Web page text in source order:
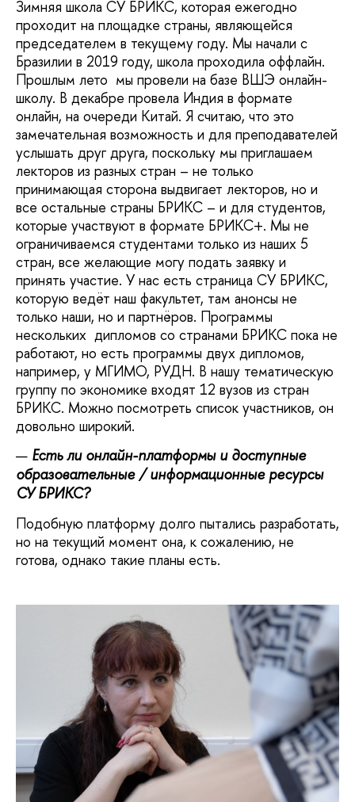
Зимняя школа СУ БРИКС, которая ежегодно
проходит на площадке страны, являющейся
председателем в текущему году. Мы начали с
Бразилии в 2019 году, школа проходила оффлайн.
Прошлым лето мы провели на базе ВШЭ онлайн-
школу. В декабре провела Индия в формате
онлайн, на очереди Китай. Я считаю, что это
замечательная возможность и для преподавателей
услышать друг друга, поскольку мы приглашаем
лекторов из разных стран – не только
принимающая сторона выдвигает лекторов, но и
все остальные страны БРИКС – и для студентов,
которые участвуют в формате БРИКС+. Мы не
ограничиваемся студентами только из наших 5
стран, все желающие могу подать заявку и
принять участие. У нас есть страница СУ БРИКС,
которую ведёт наш факультет, там анонсы не
только наши, но и партнёров. Программы
нескольких дипломов со странами БРИКС пока не
работают, но есть программы двух дипломов,
например, у МГИМО, РУДН. В нашу тематическую
группу по экономике входят 12 вузов из стран
БРИКС. Можно посмотреть список участников, он
довольно широкий.
Есть ли онлайн-платформы и доступные
образовательные / информационные ресурсы
СУ БРИКС?
Подобную платформу долго пытались разработать,
но на текущий момент она, к сожалению, не
готова, однако такие планы есть.